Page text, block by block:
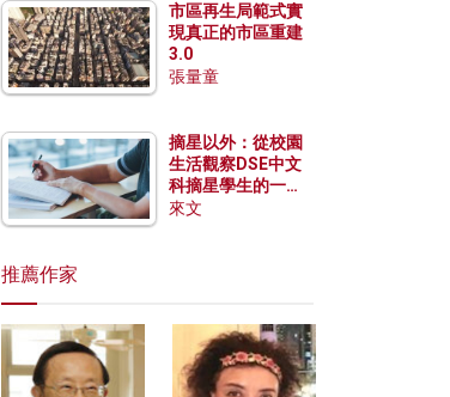
市區再生局範式實
現真正的市區重建
3.0
張量童
摘星以外：從校園
生活觀察DSE中文
科摘星學生的一點
特質
來文
推薦作家